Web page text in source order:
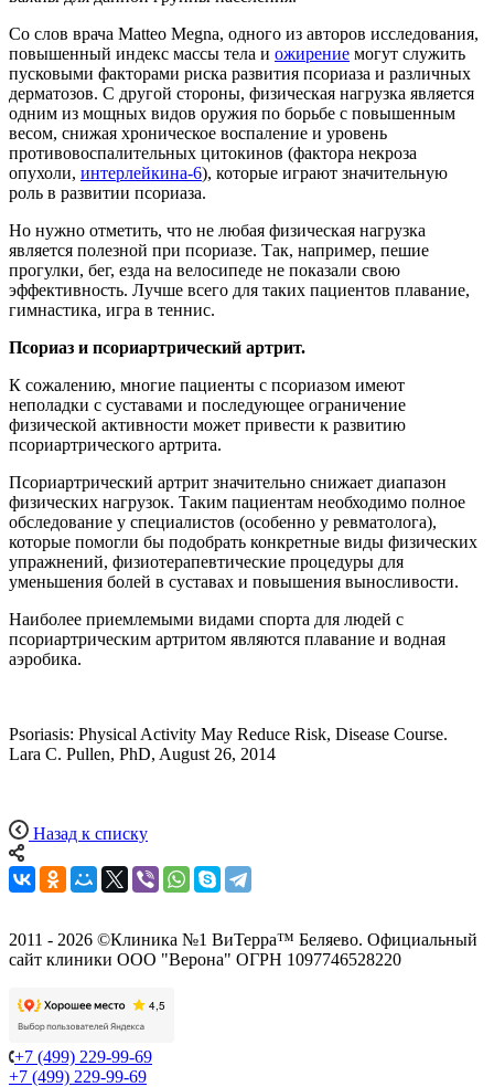
Со слов врача Matteo Megna, одного из авторов исследования,
повышенный индекс массы тела и ожирение могут служить
пусковыми факторами риска развития псориаза и различных
дерматозов. С другой стороны, физическая нагрузка является
одним из мощных видов оружия по борьбе с повышенным
весом, снижая хроническое воспаление и уровень
противовоспалительных цитокинов (фактора некроза
опухоли, интерлейкина-6), которые играют значительную
роль в развитии псориаза.
Но нужно отметить, что не любая физическая нагрузка
является полезной при псориазе. Так, например, пешие
прогулки, бег, езда на велосипеде не показали свою
эффективность. Лучше всего для таких пациентов плавание,
гимнастика, игра в теннис.
Псориаз и псориартрический артрит.
К сожалению, многие пациенты с псориазом имеют
неполадки с суставами и последующее ограничение
физической активности может привести к развитию
псориартрического артрита.
Псориартрический артрит значительно снижает диапазон
физических нагрузок. Таким пациентам необходимо полное
обследование у специалистов (особенно у ревматолога),
которые помогли бы подобрать конкретные виды физических
упражнений, физиотерапевтические процедуры для
уменьшения болей в суставах и повышения выносливости.
Наиболее приемлемыми видами спорта для людей с
псориартрическим артритом являются плавание и водная
аэробика.
Psoriasis: Physical Activity May Reduce Risk, Disease Course.
Lara C. Pullen, PhD, August 26, 2014
Назад к списку
2011 - 2026 ©Клиника №1 ВиТерра™ Беляево. Официальный
сайт клиники ООО "Верона" ОГРН 1097746528220
+7 (499) 229-99-69
+7 (499) 229-99-69